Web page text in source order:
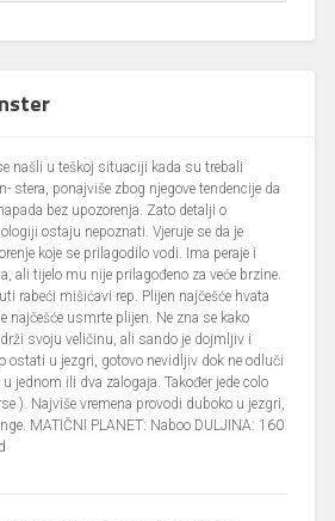
našli u teškoj situaciji kada su trebali
stera, ponajviše zbog njegove tendencije da
bez upozorenja. Zato detalji o
ostaju nepoznati. Vjeruje se da je
koje se prilagodilo vodi. Ima peraje i
ali tijelo mu nije prilagođeno za veće brzine.
rabeći mišićavi rep. Plijen najčešće hvata
najčešće usmrte plijen. Ne zna se kako
svoju veličinu, ali sando je dojmljiv i
ostati u jezgri, gotovo nevidljiv dok ne odluči
jednom ili dva zalogaja. Također jede colo
). Najviše vremena provodi duboko u jezgri,
MATIČNI PLANET: Naboo DULJINA: 160